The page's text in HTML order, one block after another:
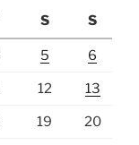
S S
5 6
12 13
19 20